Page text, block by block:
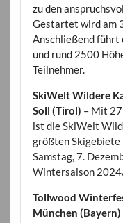
zu den
Gestartet wird am
Anschließend führt
und rund 2500
Teilnehmer.
SkiWelt Wildere
Soll (Tirol) – Mit
ist die SkiWelt
größten
Samstag, 7.
Wintersaison
Tollwood
München (Bayern)